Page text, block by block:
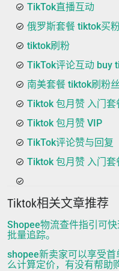
TikTok直播互动
俄罗斯套餐 tiktok买
tiktok刷粉
TikTok评论互动 buy
南美套餐 tiktok刷粉丝
Tiktok 包月赞 入门套
Tiktok 包月赞 VIP
TikTok评论赞与回复
Tiktok 包月赞 入门套
Tiktok相关文章推荐
Shopee物流查件指引可
批量追踪。
shopee新卖家可以享受
么计算定价，有没有帮助